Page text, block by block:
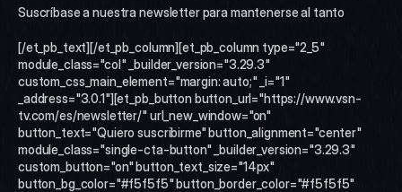
Suscríbase a nuestra newsletter para mantenerse al tanto
[/et_pb_text][/et_pb_column][et_pb_column type="2_5"
module_class="col" _builder_version="3.29.3"
custom_css_main_element="margin: auto;" _i="1"
_address="3.0.1"][et_pb_button button_url="https://www.vsn-
tv.com/es/newsletter/" url_new_window="on"
button_text="Quiero suscribirme" button_alignment="center"
module_class="single-cta-button" _builder_version="3.29.3"
custom_button="on" button_text_size="14px"
button_bg_color="#f5f5f5" button_border_color="#f5f5f5"